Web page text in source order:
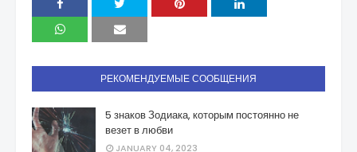
РЕКОМЕНДУЕМЫЕ СООБЩЕНИЯ
5 знаков Зодиака, которым постоянно не
везет в любви
JANUARY 04, 2023